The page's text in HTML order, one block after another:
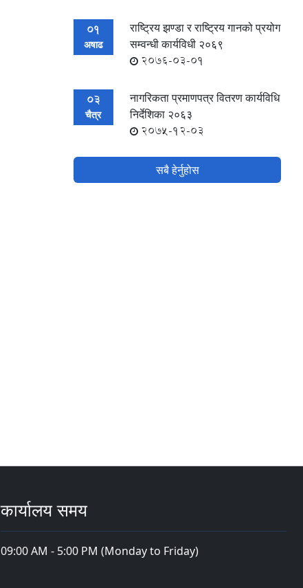
01
अषाढ
राष्ट्रिय झण्डा र राष्ट्रिय गानको प्रयोग
सम्वन्धी कार्यविधी २०६९
2076-03-01
03
चैत्र
नागरिकता प्रमाणपत्र वितरण कार्यविधि
निर्देशिका २०६३
2075-12-03
सबै हेर्नुहोस
कार्यालय समय
09:00 AM - 5:00 PM (Monday to Friday)